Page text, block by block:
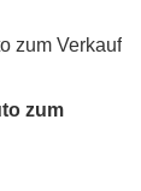
zum